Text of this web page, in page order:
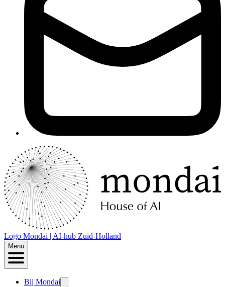
Logo Mondai | AI-hub Zuid-Holland
Menu
Bij Mondai